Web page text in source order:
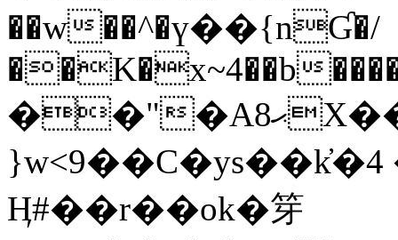
��w��^�ү��{nƓ�/
��K�x~4��b
��"�Aޙ8X��M��K�D
}w<9��C�ys��k҆�޼� :���4�� 4�E0���oӮ�
Ӊ#��r��ok�笌